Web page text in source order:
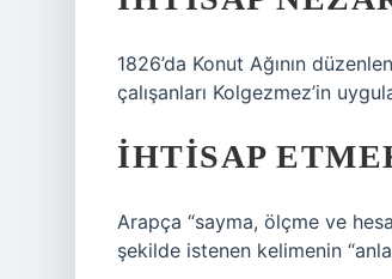
1826’da Konut Ağının
çalışanları Kolgezmez’in
İHTISAP
Arapça “sayma, ölçme ve
şekilde istenen kelimenin